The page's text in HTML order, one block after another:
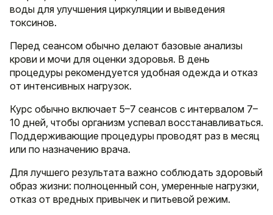
воды для улучшения циркуляции и выведения
токсинов.
Перед сеансом обычно делают базовые анализы
крови и мочи для оценки здоровья. В день
процедуры рекомендуется удобная одежда и отказ
от интенсивных нагрузок.
Курс обычно включает 5–7 сеансов с интервалом 7–
10 дней, чтобы организм успевал восстанавливаться.
Поддерживающие процедуры проводят раз в месяц
или по назначению врача.
Для лучшего результата важно соблюдать здоровый
образ жизни: полноценный сон, умеренные нагрузки,
отказ от вредных привычек и питьевой режим.